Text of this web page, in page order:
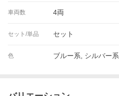
車両数 4両
セット/単品 セット
色 ブルー系, シルバー系